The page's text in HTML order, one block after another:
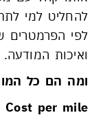
להחליט למי
לפי הפרמטרים
ואיכות המודעה.
ומה הם כל
Cost per mile